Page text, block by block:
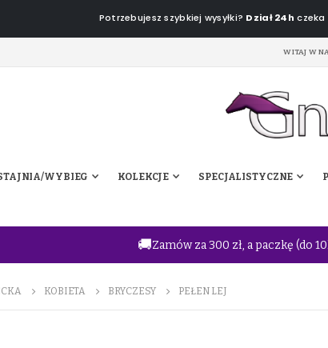
Potrzebujesz szybkiej wysyłki? Dział 24h czeka
WITAJ W
WYBIEG KOLEKCJE SPECJALISTYCZNE
🚚Zamów za 300 zł, a paczkę (do
KOBIETA BRYCZESY PEŁEN LEJ